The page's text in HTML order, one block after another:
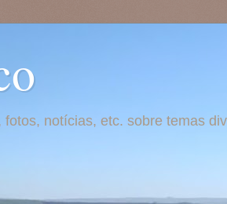
notícias, etc. sobre temas